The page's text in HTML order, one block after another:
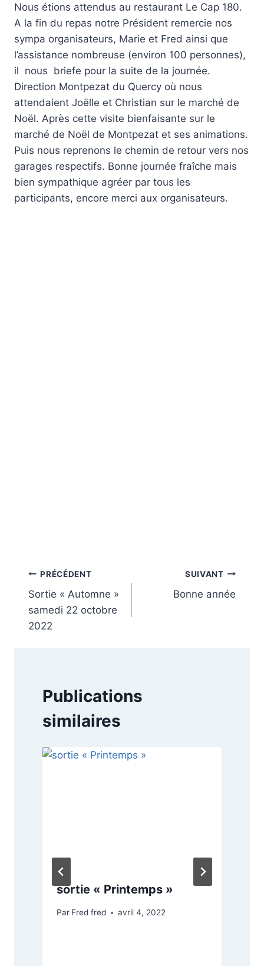
Nous étions attendus au restaurant Le Cap 180.
A la fin du repas notre Président remercie nos
sympa organisateurs, Marie et Fred ainsi que
l’assistance nombreuse (environ 100 personnes),
il nous briefe pour la suite de la journée.
Direction Montpezat du Quercy où nous
attendaient Joëlle et Christian sur le marché de
Noël. Après cette visite bienfaisante sur le
marché de Noël de Montpezat et ses animations.
Puis nous reprenons le chemin de retour vers nos
garages respectifs. Bonne journée fraîche mais
bien sympathique agréer par tous les
participants, encore merci aux organisateurs.
Navigation
de
l’article
PRÉCÉDENT
Sortie « Automne »
samedi 22 octobre
2022
SUIVANT
Bonne année
Publications
similaires
sortie « Printemps »
Par Fred fred avril 4, 2022